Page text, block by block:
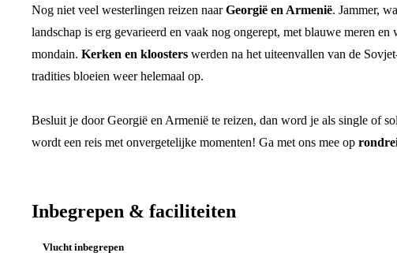
Nog niet veel westerlingen reizen naarGeorgië en Armenië. Jammer,
landschap is erg gevarieerd en vaak nog ongerept, met blauwe meren
mondain. Kerken en kloosters werden na het uiteenvallen van de
tradities bloeien weer helemaal op.
Besluit je door Georgië en Armenië te reizen, dan word je als single of
wordt een reis met onvergetelijke momenten! Ga met ons mee op
Inbegrepen & faciliteiten
Vlucht inbegrepen